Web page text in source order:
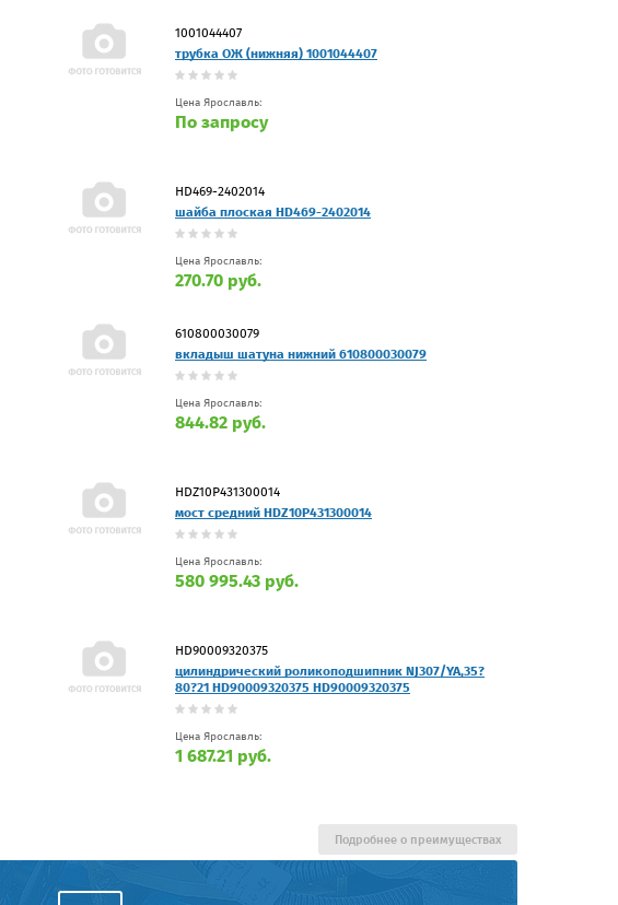
1001044407
трубка ОЖ (нижняя) 1001044407
Цена Ярославль:
По запросу
HD469-2402014
шайба плоская HD469-2402014
Цена Ярославль:
270.70 руб.
610800030079
вкладыш шатуна нижний 610800030079
Цена Ярославль:
844.82 руб.
HDZ10P431300014
мост средний HDZ10P431300014
Цена Ярославль:
580 995.43 руб.
HD90009320375
цилиндрический роликоподшипник NJ307/YA,35?
80?21 HD90009320375 HD90009320375
Цена Ярославль:
1 687.21 руб.
Подробнее о преимуществах